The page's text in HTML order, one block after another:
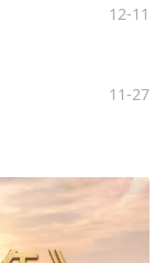
12-11
11-27